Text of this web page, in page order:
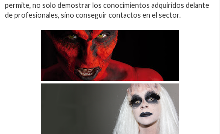
permite, no solo demostrar los conocimientos adquiridos delante
de profesionales, sino conseguir contactos en el sector.